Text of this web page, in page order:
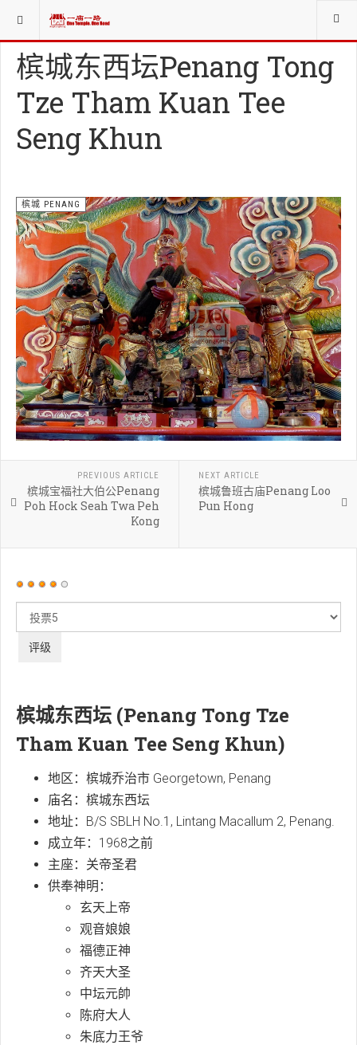
当前位置： 庙寺宫坛堂社CHINESE WORSHIP ORG.
槟城东西坛Penang Tong
Tze Tham Kuan Tee
Seng Khun
槟城 PENANG
PREVIOUS ARTICLE
槟城宝福社大伯公Penang
Poh Hock Seah Twa Peh
Kong
NEXT ARTICLE
槟城鲁班古庙Penang Loo
Pun Hong
用
价：4/
评
槟城东西坛 (Penang Tong Tze
Tham Kuan Tee Seng Khun)
地区：槟城乔治市 Georgetown, Penang
庙名：槟城东西坛
地址：B/S SBLH No.1, Lintang Macallum 2, Penang.
成立年：1968之前
主座：关帝圣君
供奉神明：
玄天上帝
观音娘娘
福德正神
齐天大圣
中坛元帥
陈府大人
朱底力王爷